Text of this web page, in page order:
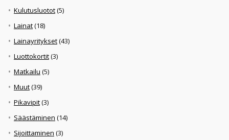
Kulutusluotot(5)
Lainat(18)
Lainayritykset(43)
Luottokortit(3)
Matkailu (5)
Muut(39)
Pikavipit(3)
Säästäminen (14)
Sijoittaminen (3)